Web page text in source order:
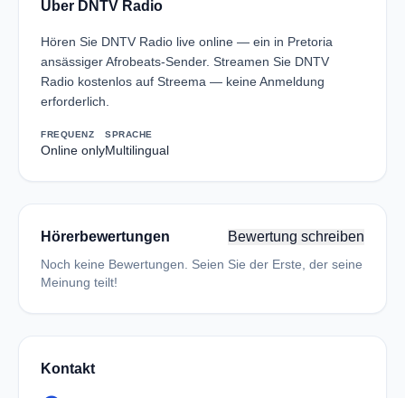
Über DNTV Radio
Hören Sie DNTV Radio live online — ein in Pretoria
ansässiger Afrobeats-Sender. Streamen Sie DNTV
Radio kostenlos auf Streema — keine Anmeldung
erforderlich.
FREQUENZ
Online only
SPRACHE
Multilingual
Hörerbewertungen Bewertung schreiben
Noch keine Bewertungen. Seien Sie der Erste, der seine
Meinung teilt!
Kontakt